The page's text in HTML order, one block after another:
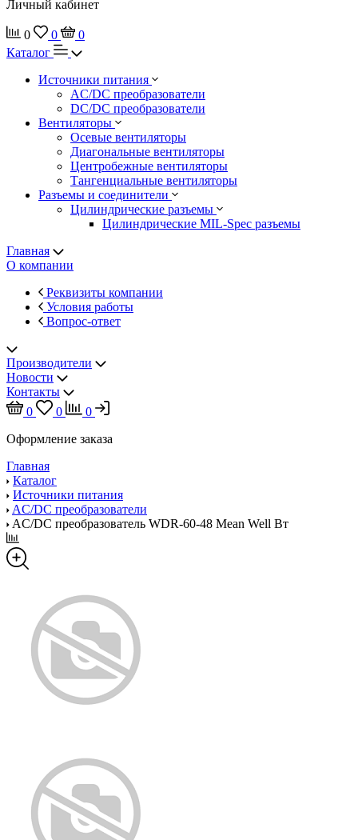
Личный кабинет
0 0
0
Каталог
Источники питания
AC/DC преобразователи
DC/DC преобразователи
Вентиляторы
Осевые вентиляторы
Диагональные вентиляторы
Центробежные вентиляторы
Тангенциальные вентиляторы
Разъемы и соединители
Цилиндрические разъемы
Цилиндрические MIL-Spec разъемы
Главная
О компании
Реквизиты компании
Условия работы
Вопрос-ответ
Производители
Новости
Контакты
0
0
0
Оформление заказа
Главная
Каталог
Источники питания
AC/DC преобразователи
AC/DC преобразователь WDR-60-48 Mean Well Вт